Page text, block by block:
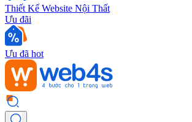
Thiết Kế Website Nội Thất
Ưu đãi
Ưu đã hot